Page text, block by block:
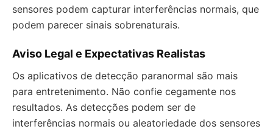
sensores podem capturar interferências normais, que
podem parecer sinais sobrenaturais.
Aviso Legal e Expectativas Realistas
Os aplicativos de detecção paranormal são mais
para entretenimento. Não confie cegamente nos
resultados. As detecções podem ser de
interferências normais ou aleatoriedade dos sensores